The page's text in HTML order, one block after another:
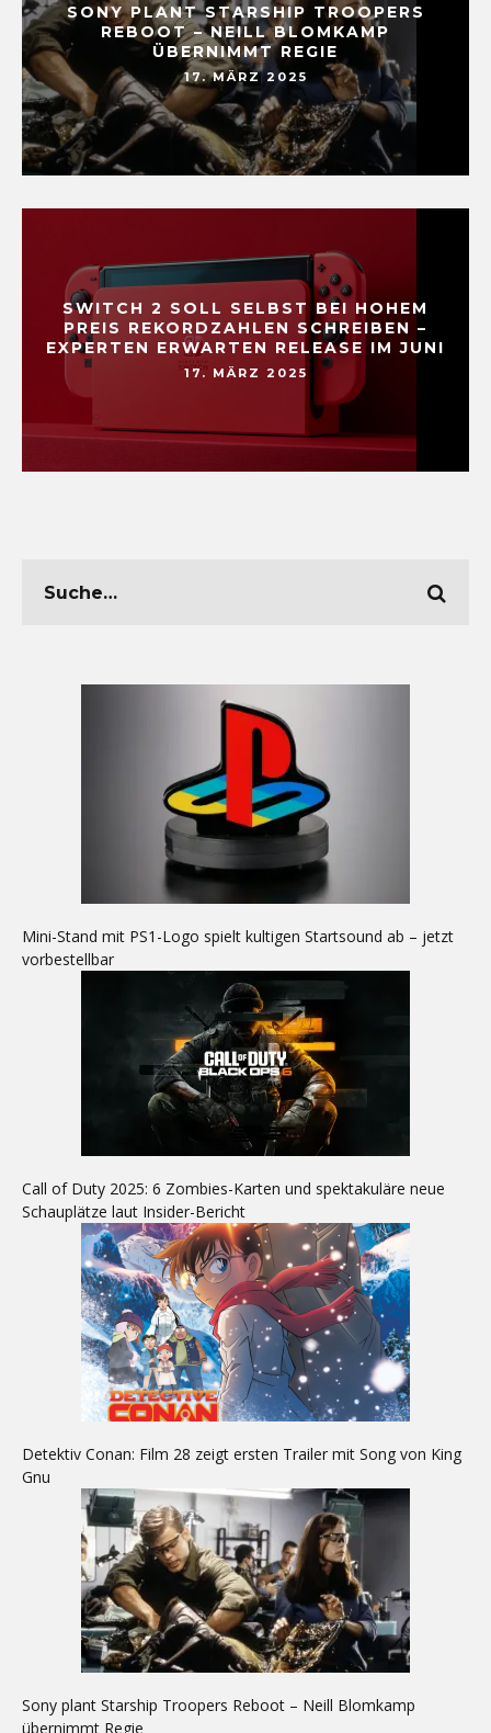
SONY PLANT STARSHIP TROOPERS
REBOOT – NEILL BLOMKAMP
ÜBERNIMMT REGIE
17. MÄRZ 2025
SWITCH 2 SOLL SELBST BEI HOHEM
PREIS REKORDZAHLEN SCHREIBEN –
EXPERTEN ERWARTEN RELEASE IM JUNI
17. MÄRZ 2025
Mini-Stand mit PS1-Logo spielt kultigen Startsound ab – jetzt
vorbestellbar
Call of Duty 2025: 6 Zombies-Karten und spektakuläre neue
Schauplätze laut Insider-Bericht
Detektiv Conan: Film 28 zeigt ersten Trailer mit Song von King
Gnu
Sony plant Starship Troopers Reboot – Neill Blomkamp
übernimmt Regie